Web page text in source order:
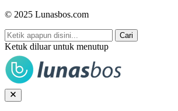
© 2025 Lunasbos.com
Cari
Ketuk diluar untuk menutup